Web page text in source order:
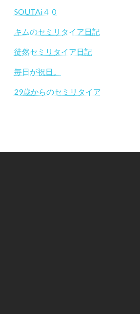
SOUTAi４０
キムのセミリタイア日記
徒然セミリタイア日記
毎日が祝日。
29歳からのセミリタイア